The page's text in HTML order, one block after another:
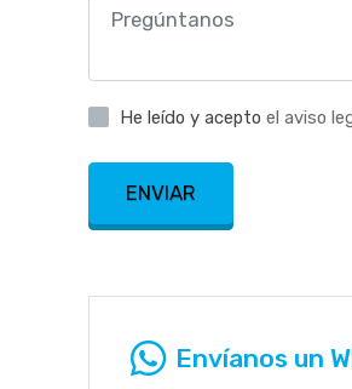
He leído y acepto el aviso
ENVIAR
Envíanos un